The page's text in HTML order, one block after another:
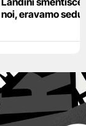
noi, eravamo